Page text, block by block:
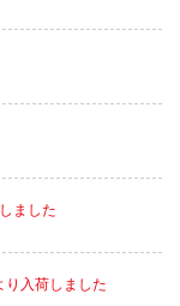
ました
り入荷しました